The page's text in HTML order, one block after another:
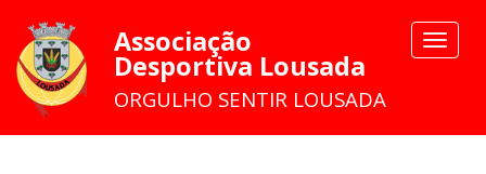
Toggle
Associação
Desportiva Lousada
ORGULHO SENTIR LOUSADA